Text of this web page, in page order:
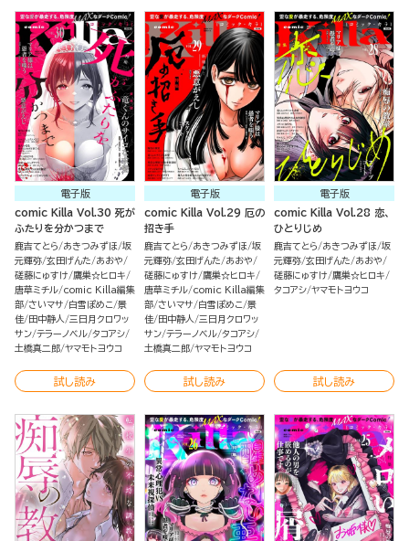
電子版
comic Killa Vol.30 死が
ふたりを分かつまで
鹿吉てとら あきつみずほ 坂
元輝弥 玄田げんた
あおや
磋藤にゅすけ 鷹巣☆ヒロキ
唐草ミチル comic Killa編集
部 さいマサ 白雪ぽめこ 景
佳 田中静人 三日月クロワッ
サン テラーノベル タコアシ
土橋真二郎 ヤマモトヨウコ
試し読み
電子版
comic Killa Vol.29 厄の
招き手
鹿吉てとら あきつみずほ 坂
元輝弥 玄田げんた
あおや
磋藤にゅすけ 鷹巣☆ヒロキ
唐草ミチル comic Killa編集
部 さいマサ 白雪ぽめこ 景
佳 田中静人 三日月クロワッ
サン テラーノベル タコアシ
土橋真二郎 ヤマモトヨウコ
試し読み
電子版
comic Killa Vol.28 恋、
ひとりじめ
鹿吉てとら あきつみずほ 坂
元輝弥 玄田げんた
あおや
磋藤にゅすけ 鷹巣☆ヒロキ
タコアシ ヤマモトヨウコ
試し読み